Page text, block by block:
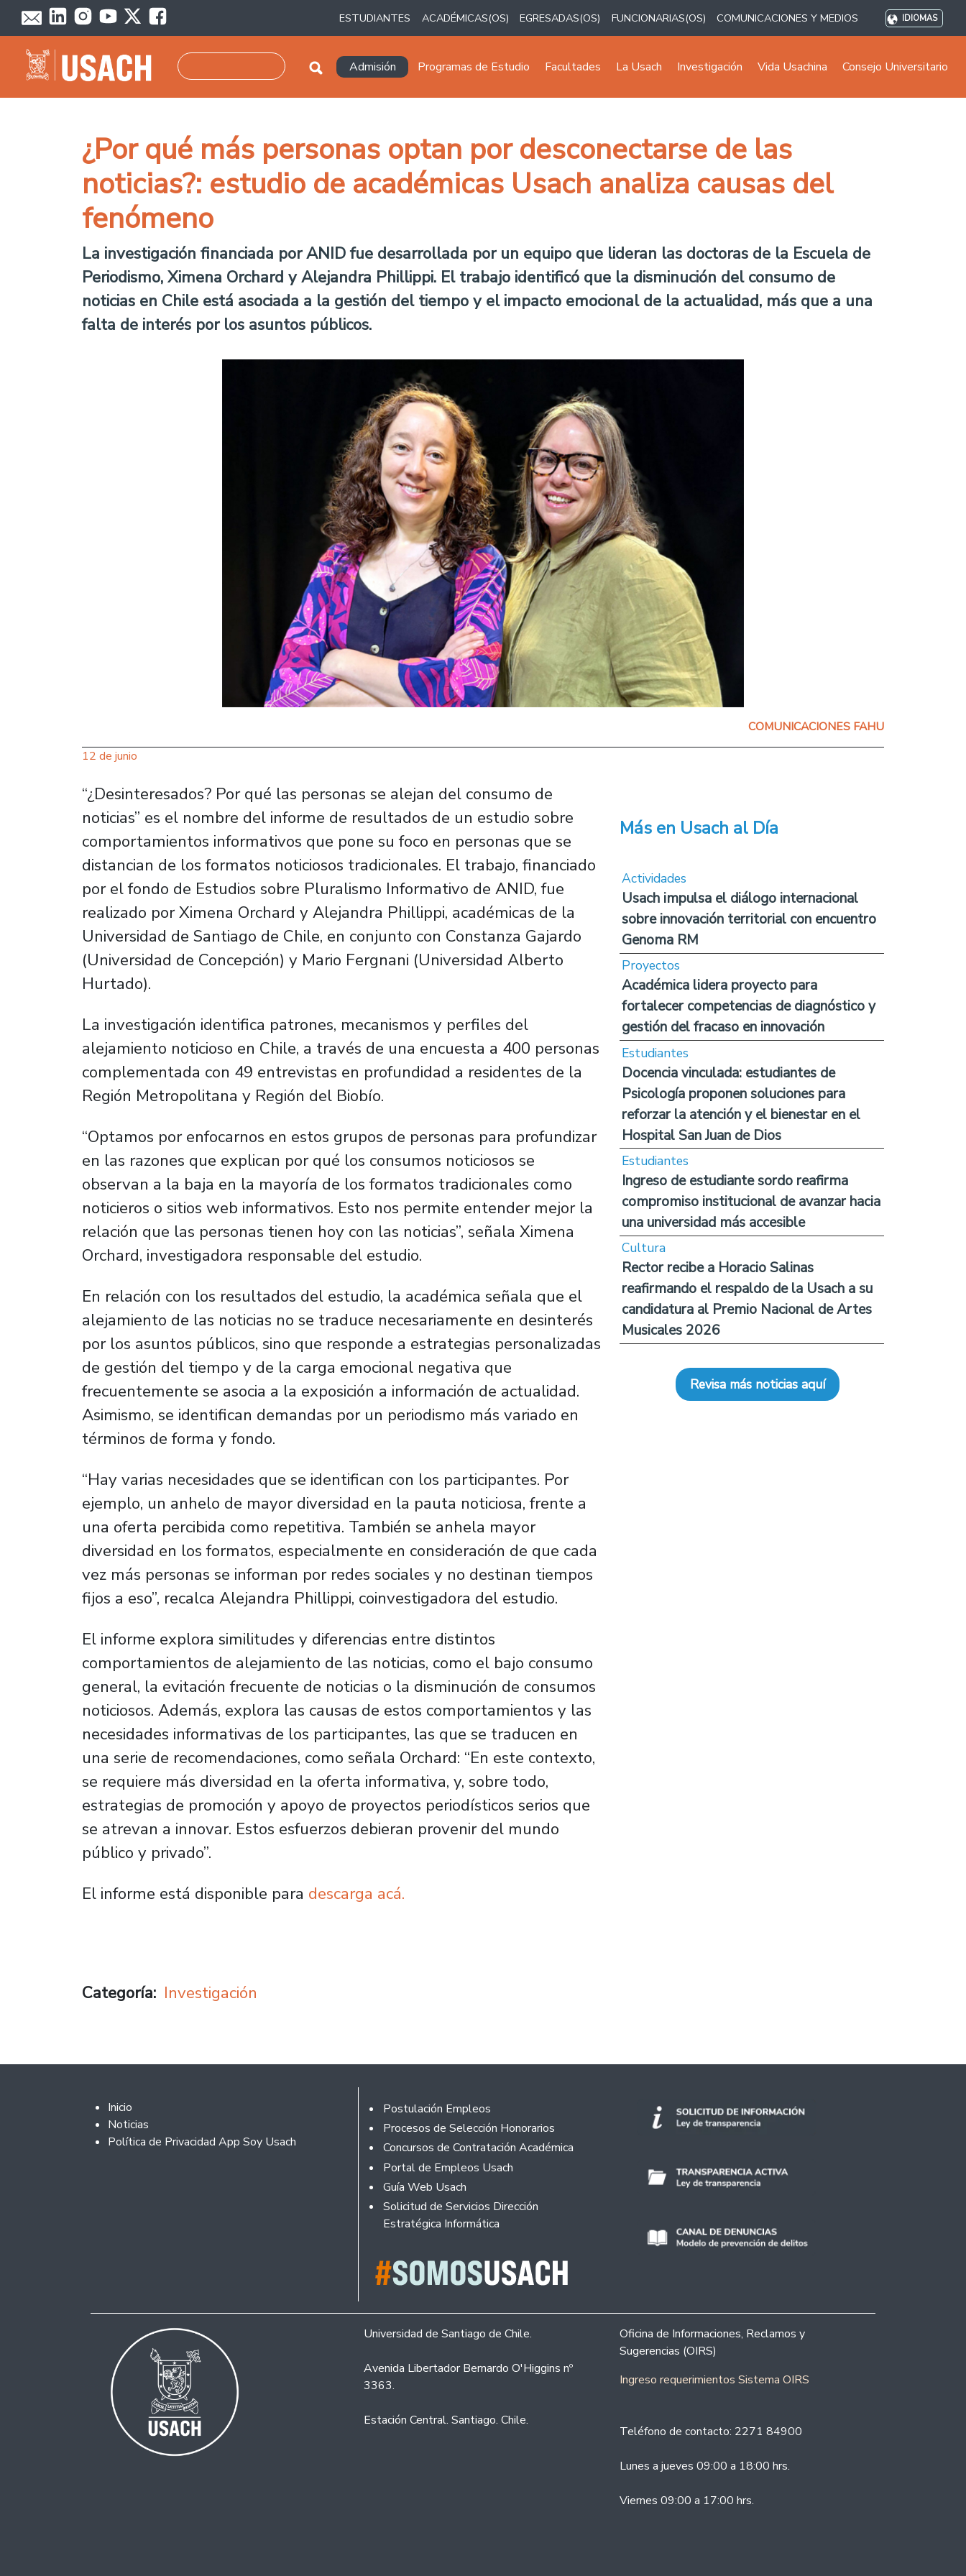
Pasar al contenido principal
ESTUDIANTES ACADÉMICAS(OS) EGRESADAS(OS) FUNCIONARIAS(OS) COMUNICACIONES Y MEDIOS IDIOMAS
Navegación principal
Admisión Programas de Estudio Facultades La Usach Investigación Vida Usachina Consejo Universitario
¿Por qué más personas optan por desconectarse de las
noticias?: estudio de académicas Usach analiza causas del
fenómeno
La investigación financiada por ANID fue desarrollada por un equipo que lideran las doctoras de la Escuela de
Periodismo, Ximena Orchard y Alejandra Phillippi. El trabajo identificó que la disminución del consumo de
noticias en Chile está asociada a la gestión del tiempo y el impacto emocional de la actualidad, más que a una
falta de interés por los asuntos públicos.
COMUNICACIONES FAHU
12 de junio
“¿Desinteresados? Por qué las personas se alejan del consumo de
noticias” es el nombre del informe de resultados de un estudio sobre
comportamientos informativos que pone su foco en personas que se
distancian de los formatos noticiosos tradicionales. El trabajo, financiado
por el fondo de Estudios sobre Pluralismo Informativo de ANID, fue
realizado por Ximena Orchard y Alejandra Phillippi, académicas de la
Universidad de Santiago de Chile, en conjunto con Constanza Gajardo
(Universidad de Concepción) y Mario Fergnani (Universidad Alberto
Hurtado).
La investigación identifica patrones, mecanismos y perfiles del
alejamiento noticioso en Chile, a través de una encuesta a 400 personas
complementada con 49 entrevistas en profundidad a residentes de la
Región Metropolitana y Región del Biobío.
“Optamos por enfocarnos en estos grupos de personas para profundizar
en las razones que explican por qué los consumos noticiosos se
observan a la baja en la mayoría de los formatos tradicionales como
noticieros o sitios web informativos. Esto nos permite entender mejor la
relación que las personas tienen hoy con las noticias”, señala Ximena
Orchard, investigadora responsable del estudio.
En relación con los resultados del estudio, la académica señala que el
alejamiento de las noticias no se traduce necesariamente en desinterés
por los asuntos públicos, sino que responde a estrategias personalizadas
de gestión del tiempo y de la carga emocional negativa que
frecuentemente se asocia a la exposición a información de actualidad.
Asimismo, se identifican demandas por un periodismo más variado en
términos de forma y fondo.
“Hay varias necesidades que se identifican con los participantes. Por
ejemplo, un anhelo de mayor diversidad en la pauta noticiosa, frente a
una oferta percibida como repetitiva. También se anhela mayor
diversidad en los formatos, especialmente en consideración de que cada
vez más personas se informan por redes sociales y no destinan tiempos
fijos a eso”, recalca Alejandra Phillippi, coinvestigadora del estudio.
El informe explora similitudes y diferencias entre distintos
comportamientos de alejamiento de las noticias, como el bajo consumo
general, la evitación frecuente de noticias o la disminución de consumos
noticiosos. Además, explora las causas de estos comportamientos y las
necesidades informativas de los participantes, las que se traducen en
una serie de recomendaciones, como señala Orchard: “En este contexto,
se requiere más diversidad en la oferta informativa, y, sobre todo,
estrategias de promoción y apoyo de proyectos periodísticos serios que
se atrevan a innovar. Estos esfuerzos debieran provenir del mundo
público y privado”.
El informe está disponible para descarga acá.
Categoría Investigación
Más en Usach al Día
Actividades
Usach impulsa el diálogo internacional
sobre innovación territorial con encuentro
Genoma RM
Proyectos
Académica lidera proyecto para
fortalecer competencias de diagnóstico y
gestión del fracaso en innovación
Estudiantes
Docencia vinculada: estudiantes de
Psicología proponen soluciones para
reforzar la atención y el bienestar en el
Hospital San Juan de Dios
Estudiantes
Ingreso de estudiante sordo reafirma
compromiso institucional de avanzar hacia
una universidad más accesible
Cultura
Rector recibe a Horacio Salinas
reafirmando el respaldo de la Usach a su
candidatura al Premio Nacional de Artes
Musicales 2026
Revisa más noticias aquí
Footer 2
Inicio
Noticias
Política de Privacidad App Soy Usach
Footer
Postulación Empleos
Procesos de Selección Honorarios
Concursos de Contratación Académica
Portal de Empleos Usach
Guía Web Usach
Solicitud de Servicios Dirección
Estratégica Informática
Universidad de Santiago de Chile.
Avenida Libertador Bernardo O'Higgins nº
3363.
Estación Central. Santiago. Chile.
Oficina de Informaciones, Reclamos y
Sugerencias (OIRS)
Ingreso requerimientos Sistema OIRS
Teléfono de contacto: 2271 84900
Lunes a jueves 09:00 a 18:00 hrs.
Viernes 09:00 a 17:00 hrs.